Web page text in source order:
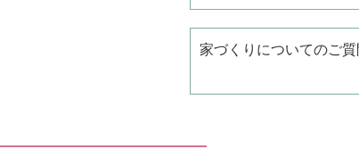
家づくりについてのご質